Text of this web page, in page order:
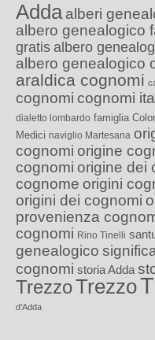
Adda alberi
albero genealogico
gratis albero
albero genealogico
araldica cognomi
cognomi cognomi
dialetto lombardo famiglia
Medici naviglio Martesana
cognomi origine
cognomi origine dei
cognome origini
origini dei cognomi
provenienza
cognomi Rino Tinelli
genealogico
cognomi storia Adda
TrezzoTrezzo
d'Adda